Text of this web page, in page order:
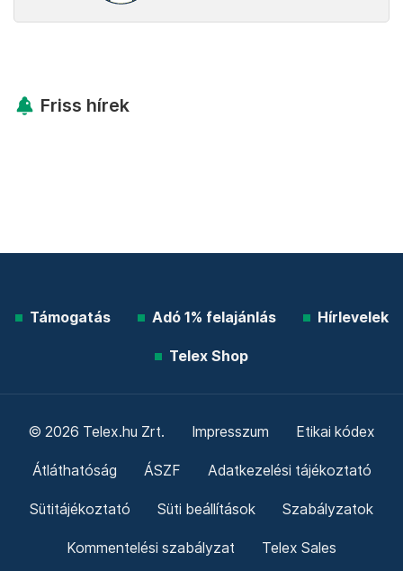
Friss hírek
Támogatás Adó 1% felajánlás Hírlevelek
Telex Shop
© 2026 Telex.hu Zrt. Impresszum Etikai kódex
Átláthatóság ÁSZF Adatkezelési tájékoztató
Sütitájékoztató Süti beállítások Szabályzatok
Kommentelési szabályzat Telex Sales